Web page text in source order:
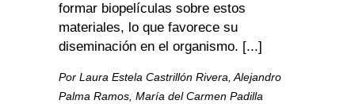
formar biopelículas sobre estos
materiales, lo que favorece su
diseminación en el organismo. [...]
Por Laura Estela Castrillón Rivera, Alejandro
Palma Ramos, María del Carmen Padilla